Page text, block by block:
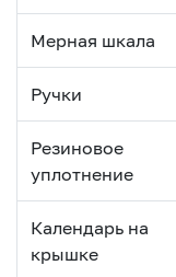
Мерная шкала
Ручки
Резиновое
уплотнение
Календарь на
крышке